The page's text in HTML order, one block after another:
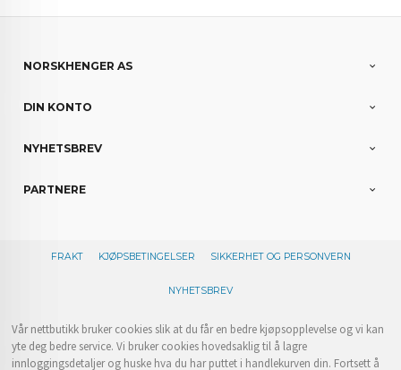
NORSKHENGER AS
DIN KONTO
NYHETSBREV
PARTNERE
FRAKT KJØPSBETINGELSER SIKKERHET OG PERSONVERN
NYHETSBREV
Vår nettbutikk bruker cookies slik at du får en bedre kjøpsopplevelse og vi kan
yte deg bedre service. Vi bruker cookies hovedsaklig til å lagre
innloggingsdetaljer og huske hva du har puttet i handlekurven din. Fortsett å